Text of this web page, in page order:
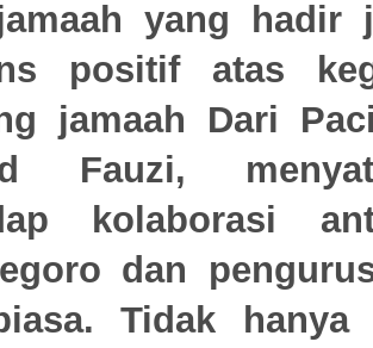
yang hadir
positif atas
jamaah Dari
Fauzi,
kolaborasi
dan
Tidak hanya